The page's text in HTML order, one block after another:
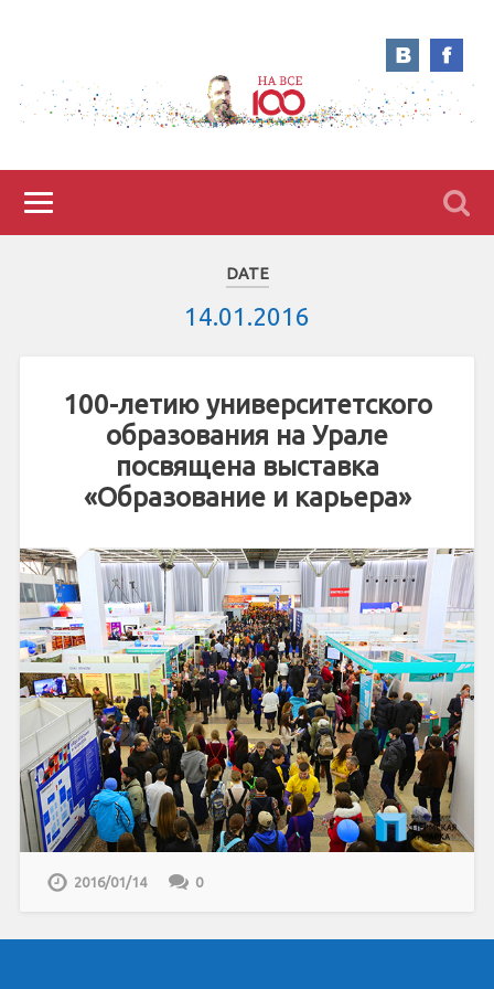
DATE
14.01.2016
100-летию университетского
образования на Урале
посвящена выставка
«Образование и карьера»
2016/01/14 0